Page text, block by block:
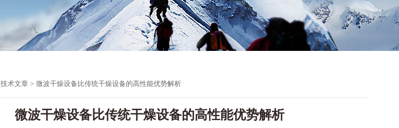
技术文章 > 微波干燥设备比传统干燥设备的高性能优势解析
微波干燥设备比传统干燥设备的高性能优势解析